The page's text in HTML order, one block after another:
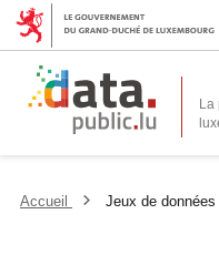
La
Accueil Jeux de données